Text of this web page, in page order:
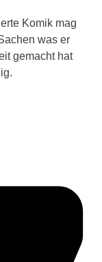
Komik mag
was er
gemacht hat